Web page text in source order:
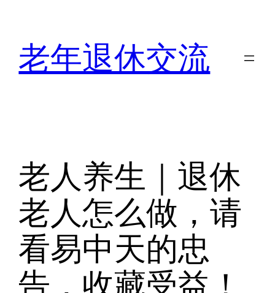
老年退休交流
老人养生｜退休
老人怎么做，请
看易中天的忠